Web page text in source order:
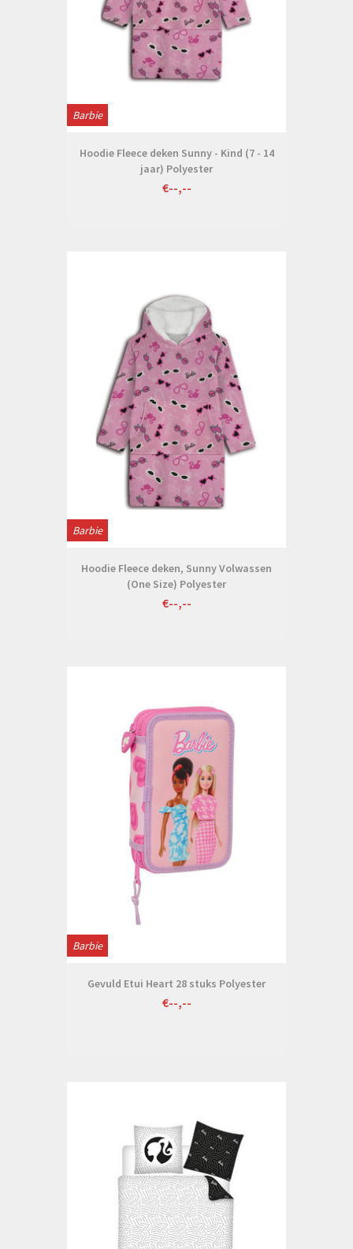
Barbie
Hoodie Fleece deken Sunny - Kind (7 - 14
jaar) Polyester
€--,--
Barbie
Hoodie Fleece deken, Sunny Volwassen
(One Size) Polyester
€--,--
Barbie
Gevuld Etui Heart 28 stuks Polyester
€--,--